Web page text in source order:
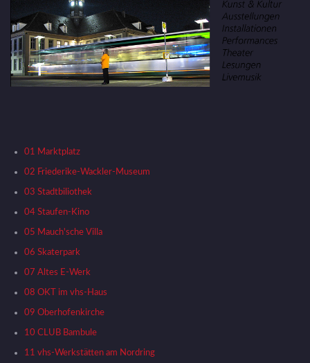
01 Marktplatz
02 Friederike-Wackler-Museum
03 Stadtbiliothek
04 Staufen-Kino
05 Mauch'sche Villa
06 Skaterpark
07 Altes E-Werk
08 OKT im vhs-Haus
09 Oberhofenkirche
10 CLUB Bambule
11 vhs-Werkstätten am Nordring